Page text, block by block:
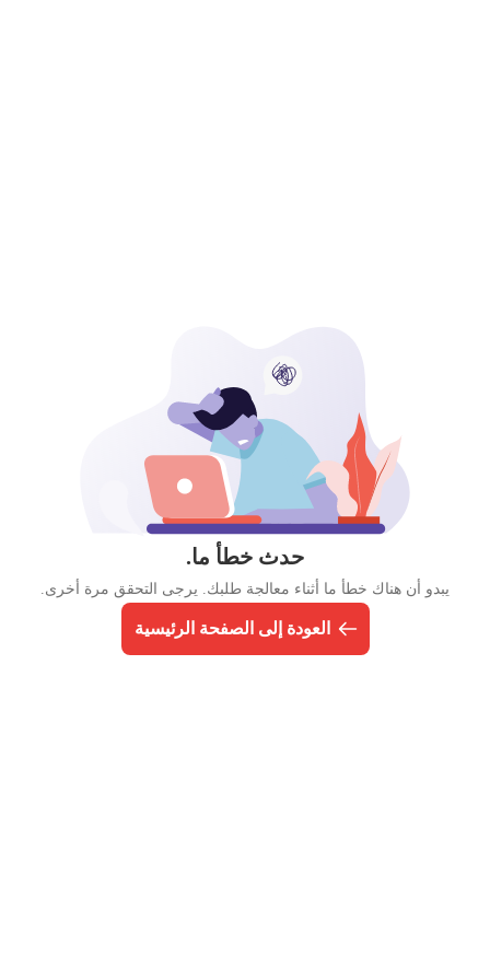
حدث خطأ ما.
يبدو أن هناك خطأ ما أثناء معالجة طلبك. يرجى التحقق مرة أخرى.
العودة إلى الصفحة الرئيسية